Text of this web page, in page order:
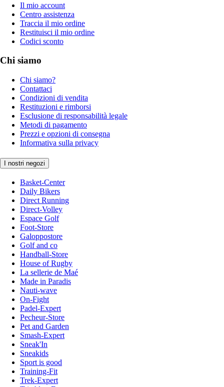
Il mio account
Centro assistenza
Traccia il mio ordine
Restituisci il mio ordine
Codici sconto
Chi siamo
Chi siamo?
Contattaci
Condizioni di vendita
Restituzioni e rimborsi
Esclusione di responsabilità legale
Metodi di pagamento
Prezzi e opzioni di consegna
Informativa sulla privacy
I nostri negozi
Basket-Center
Daily Bikers
Direct Running
Direct-Volley
Espace Golf
Foot-Store
Galoppostore
Golf and co
Handball-Store
House of Rugby
La sellerie de Maé
Made in Paradis
Nauti-wave
On-Fight
Padel-Expert
Pecheur-Store
Pet and Garden
Smash-Expert
Sneak'In
Sneakids
Sport is good
Training-Fit
Trek-Expert